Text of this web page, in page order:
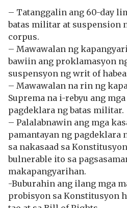
– Tatanggalin ang 60-day
batas militar at suspension
corpus.
– Mawawalan ng
bawiin ang proklamasyon
suspensyon ng writ of
– Mawawalan na rin ng
Suprema na i-rebyu ang
pagdeklara ng batas militar.
– Palalabnawin ang mga
pamantayan ng pagdeklara
sa nakasaad sa
bulnerable ito sa
makapangyarihan.
-Buburahin ang ilang mga
probisyon sa Konstitusyon